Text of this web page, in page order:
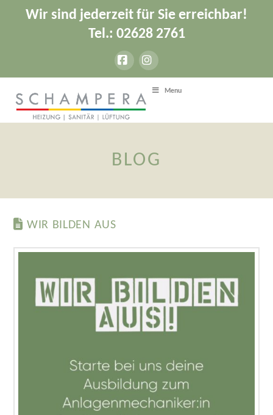
Wir sind jederzeit für Sie erreichbar!
Tel.: 02628 2761
FacebookInstagram
Menu
BLOG
WIR BILDEN AUS